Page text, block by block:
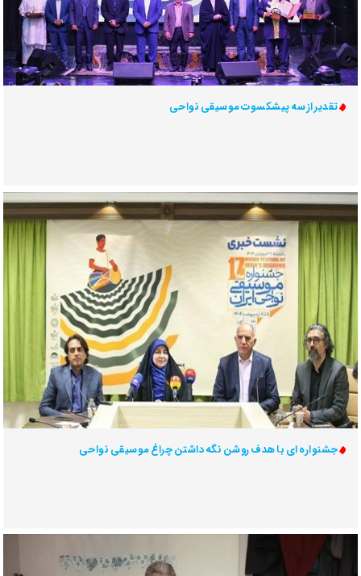
تقدیر از سه پیشکسوت موسیقی نواحی
جشنواره ای با هدف روشن نگه داشتن چراغ موسیقی نواحی